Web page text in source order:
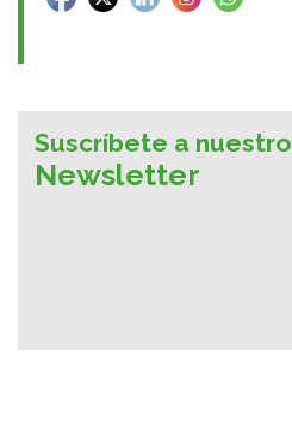
Suscríbete a nuestro
Newsletter